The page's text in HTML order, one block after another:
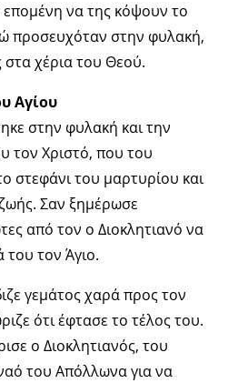
να της κόψουν το
προσευχόταν στην φυλακή,
χέρια του Θεού.
Αγίου
στην φυλακή και την
τον Χριστό, που του
στεφάνι του μαρτυρίου και
Σαν ξημέρωσε
από τον ο Διοκλητιανό να
τον Άγιο.
γεμάτος χαρά προς τον
ότι έφτασε το τέλος του.
ο Διοκλητιανός, του
του Απόλλωνα για να